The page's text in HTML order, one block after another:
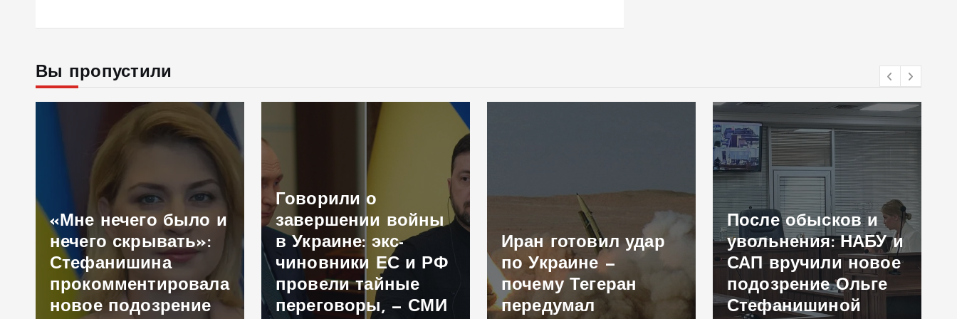
Вы пропустили
«Мне нечего было и
нечего скрывать»:
Стефанишина
прокомментировала
новое подозрение
Говорили о
завершении войны
в Украине: экс-
чиновники ЕС и РФ
провели тайные
переговоры, — СМИ
Иран готовил удар
по Украине —
почему Тегеран
передумал
После обысков и
увольнения: НАБУ и
САП вручили новое
подозрение Ольге
Стефанишиной